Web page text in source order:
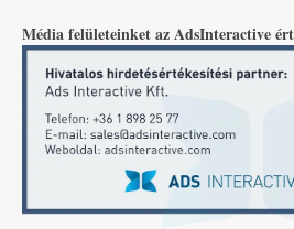
Média felületeinket az AdsInteractive